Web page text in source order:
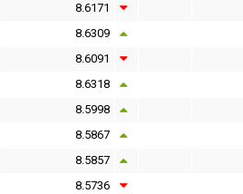
8.6171
8.6309
8.6091
8.6318
8.5998
8.5867
8.5857
8.5736